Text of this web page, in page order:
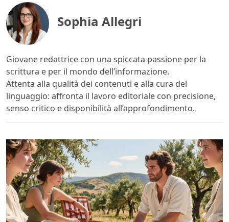
Sophia Allegri
Giovane redattrice con una spiccata passione per la
scrittura e per il mondo dell’informazione.
Attenta alla qualità dei contenuti e alla cura del
linguaggio: affronta il lavoro editoriale con precisione,
senso critico e disponibilità all’approfondimento.